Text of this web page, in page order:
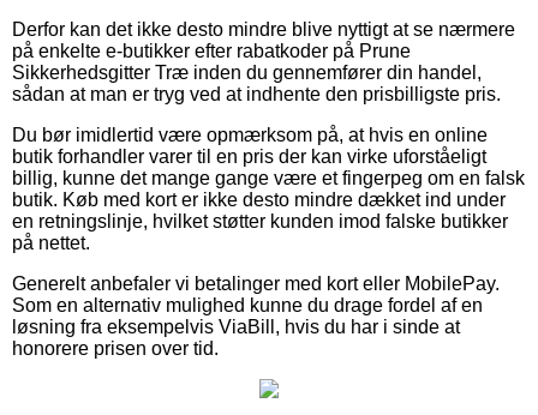
Derfor kan det ikke desto mindre blive nyttigt at se nærmere
på enkelte e-butikker efter rabatkoder på Prune
Sikkerhedsgitter Træ inden du gennemfører din handel,
sådan at man er tryg ved at indhente den prisbilligste pris.
Du bør imidlertid være opmærksom på, at hvis en online
butik forhandler varer til en pris der kan virke uforståeligt
billig, kunne det mange gange være et fingerpeg om en falsk
butik. Køb med kort er ikke desto mindre dækket ind under
en retningslinje, hvilket støtter kunden imod falske butikker
på nettet.
Generelt anbefaler vi betalinger med kort eller MobilePay.
Som en alternativ mulighed kunne du drage fordel af en
løsning fra eksempelvis ViaBill, hvis du har i sinde at
honorere prisen over tid.